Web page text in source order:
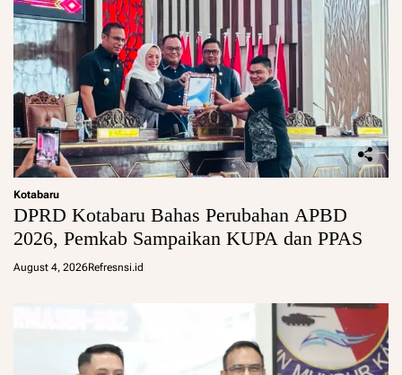
Kotabaru
DPRD Kotabaru Bahas Perubahan APBD
2026, Pemkab Sampaikan KUPA dan PPAS
August 4, 2026Refresnsi.id